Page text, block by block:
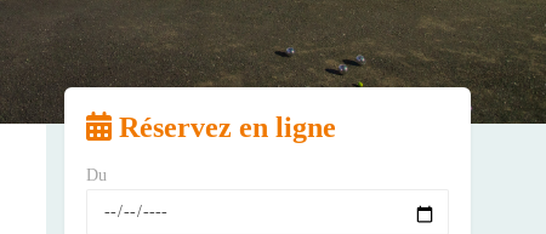
Réservez en ligne
Du